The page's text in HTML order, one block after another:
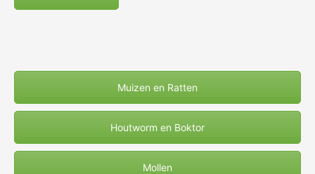
Muizen en Ratten
Houtworm en Boktor
Mollen